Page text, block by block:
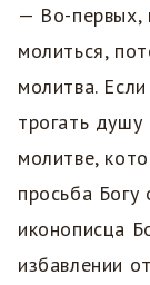
— Во-первых,
молиться,
молитва.
трогать
молитве,
просьба
иконописца
избавлении